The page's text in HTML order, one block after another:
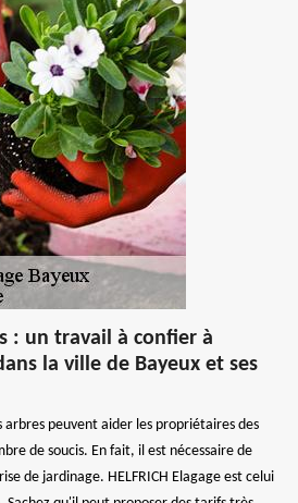
: un travail à confier à
la ville de Bayeux et ses
arbres peuvent aider les propriétaires des
de soucis. En fait, il est nécessaire de
de jardinage. HELFRICH Elagage est celui